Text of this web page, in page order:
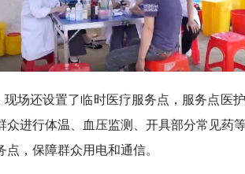
现场还设置了临时医疗服务点，服务点医
众进行体温、血压监测、开具部分常见药
，保障群众用电和通信。